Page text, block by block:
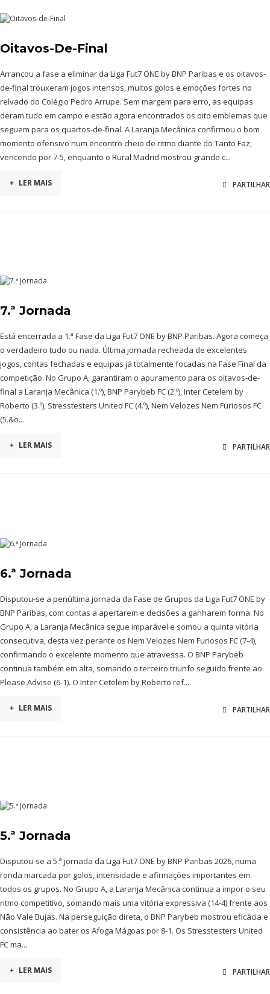
Oitavos-De-Final
Arrancou a fase a eliminar da Liga Fut7 ONE by BNP Paribas e os oitavos-
de-final trouxeram jogos intensos, muitos golos e emoções fortes no
relvado do Colégio Pedro Arrupe. Sem margem para erro, as equipas
deram tudo em campo e estão agora encontrados os oito emblemas que
seguem para os quartos-de-final. A Laranja Mecânica confirmou o bom
momento ofensivo num encontro cheio de ritmo diante do Tanto Faz,
vencendo por 7-5, enquanto o Rural Madrid mostrou grande c...
+ LER MAIS PARTILHAR
7.ª Jornada
Está encerrada a 1.ª Fase da Liga Fut7 ONE by BNP Paribas. Agora começa
o verdadeiro tudo ou nada. Última jornada recheada de excelentes
jogos, contas fechadas e equipas já totalmente focadas na Fase Final da
competição. No Grupo A, garantiram o apuramento para os oitavos-de-
final a Laranja Mecânica (1.º), BNP Parybeb FC (2.º), Inter Cetelem by
Roberto (3.º), Stresstesters United FC (4.º), Nem Velozes Nem Furiosos FC
(5.&o...
+ LER MAIS PARTILHAR
6.ª Jornada
Disputou-se a penúltima jornada da Fase de Grupos da Liga Fut7 ONE by
BNP Paribas, com contas a apertarem e decisões a ganharem forma. No
Grupo A, a Laranja Mecânica segue imparável e somou a quinta vitória
consecutiva, desta vez perante os Nem Velozes Nem Furiosos FC (7-4),
confirmando o excelente momento que atravessa. O BNP Parybeb
continua também em alta, somando o terceiro triunfo seguido frente ao
Please Advise (6-1). O Inter Cetelem by Roberto ref...
+ LER MAIS PARTILHAR
5.ª Jornada
Disputou-se a 5.ª jornada da Liga Fut7 ONE by BNP Paribas 2026, numa
ronda marcada por golos, intensidade e afirmações importantes em
todos os grupos. No Grupo A, a Laranja Mecânica continua a impor o seu
ritmo competitivo, somando mais uma vitória expressiva (14-4) frente aos
Não Vale Bujas. Na perseguição direta, o BNP Parybeb mostrou eficácia e
consistência ao bater os Afoga Mágoas por 8-1. Os Stresstesters United
FC ma...
+ LER MAIS PARTILHAR